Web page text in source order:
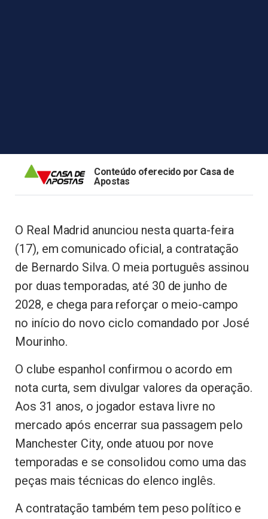
Conteúdo oferecido por Casa de
Apostas
O Real Madrid anunciou nesta quarta-feira
(17), em comunicado oficial, a contratação
de Bernardo Silva. O meia português assinou
por duas temporadas, até 30 de junho de
2028, e chega para reforçar o meio-campo
no início do novo ciclo comandado por José
Mourinho.
O clube espanhol confirmou o acordo em
nota curta, sem divulgar valores da operação.
Aos 31 anos, o jogador estava livre no
mercado após encerrar sua passagem pelo
Manchester City, onde atuou por nove
temporadas e se consolidou como uma das
peças mais técnicas do elenco inglês.
A contratação também tem peso político e